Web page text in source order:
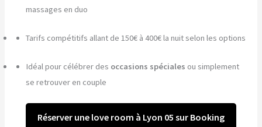
massages en duo
Tarifs compétitifs allant de 150€ à 400€ la nuit selon les options
Idéal pour célébrer des occasions spéciales ou simplement
se retrouver en couple
Réserver une love room à Lyon 05 sur Booking